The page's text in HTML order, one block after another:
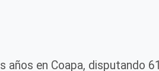
años en Coapa, disputando 61